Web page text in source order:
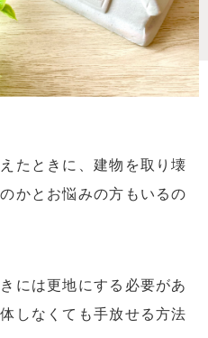
たときに、建物を取り壊
かとお悩みの方もいるの
には更地にする必要があ
しなくても手放せる方法